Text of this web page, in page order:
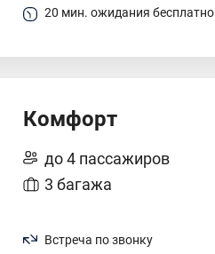
20 мин. ожидания бесплатно
Комфорт
до 4 пассажиров
3 багажа
Встреча по звонку